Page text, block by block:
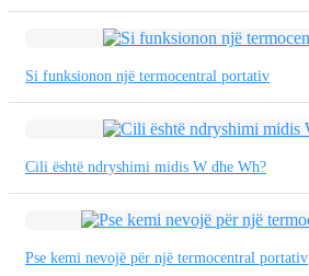
Si funksionon një termocentral portativ
Cili është ndryshimi midis W dhe Wh?
Pse kemi nevojë për një termocentral portativ